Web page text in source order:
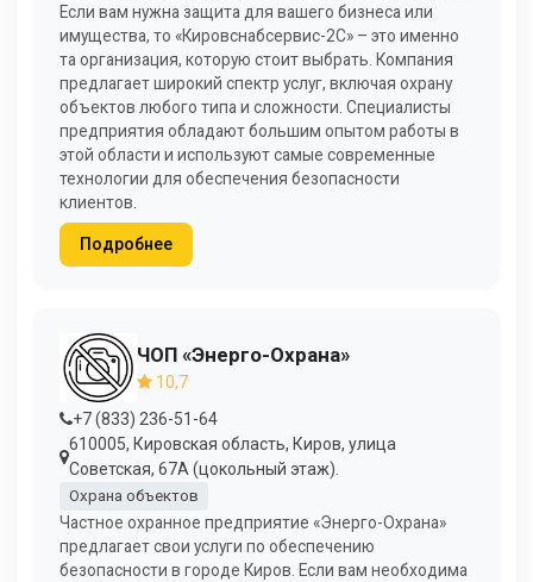
Если вам нужна защита для вашего бизнеса или
имущества, то «Кировснабсервис-2С» – это именно
та организация, которую стоит выбрать. Компания
предлагает широкий спектр услуг, включая охрану
объектов любого типа и сложности. Специалисты
предприятия обладают большим опытом работы в
этой области и используют самые современные
технологии для обеспечения безопасности
клиентов.
Подробнее
ЧОП «Энерго-Охрана»
10,7
+7 (833) 236-51-64
610005, Кировская область, Киров, улица
Советская, 67А (цокольный этаж).
Охрана объектов
Частное охранное предприятие «Энерго-Охрана»
предлагает свои услуги по обеспечению
безопасности в городе Киров. Если вам необходима